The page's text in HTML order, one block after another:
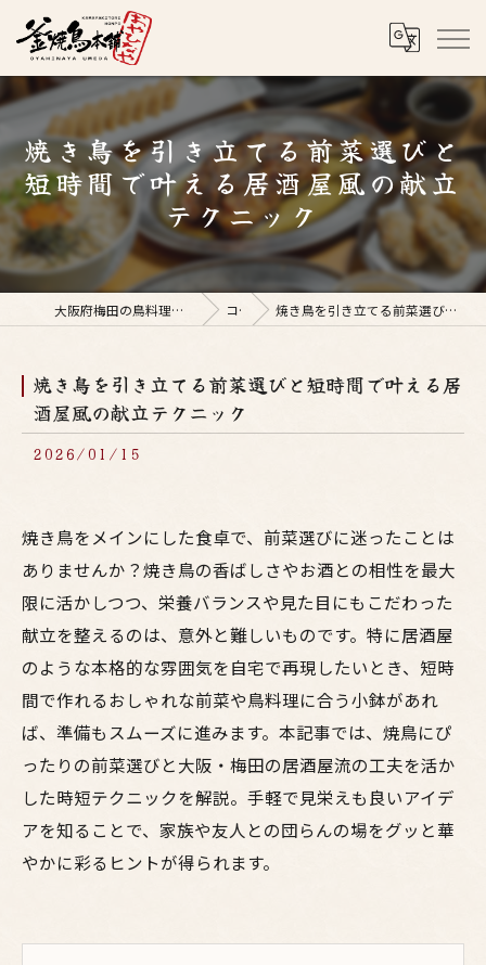
焼き鳥を引き立てる前菜選びと
短時間で叶える居酒屋風の献立
テクニック
大阪府梅田の鳥料理なら釜焼鳥本舗おやひなや 梅田店 コラム 焼き鳥を引き立てる前菜選びと短時間で叶える居酒屋風の献立テクニック
焼き鳥を引き立てる前菜選びと短時間で叶える居
酒屋風の献立テクニック
2026/01/15
焼き鳥をメインにした食卓で、前菜選びに迷ったことは
ありませんか？焼き鳥の香ばしさやお酒との相性を最大
限に活かしつつ、栄養バランスや見た目にもこだわった
献立を整えるのは、意外と難しいものです。特に居酒屋
のような本格的な雰囲気を自宅で再現したいとき、短時
間で作れるおしゃれな前菜や鳥料理に合う小鉢があれ
ば、準備もスムーズに進みます。本記事では、焼鳥にぴ
ったりの前菜選びと大阪・梅田の居酒屋流の工夫を活か
した時短テクニックを解説。手軽で見栄えも良いアイデ
アを知ることで、家族や友人との団らんの場をグッと華
やかに彩るヒントが得られます。